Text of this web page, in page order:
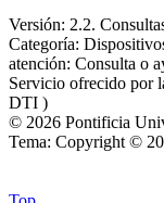
profesor
Versión: 2.2.
Categoría:
atención: Consulta o
Servicio ofrecido por
DTI )
© 2026 Pontificia
Tema: Copyright ©